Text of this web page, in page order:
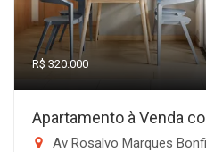
R$ 320.000
Apartamento à Venda
Av Rosalvo Marques